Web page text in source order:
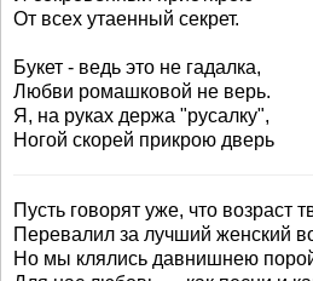
От всех утаенный секрет.
Букет - ведь это не гадалка,
Любви ромашковой не верь.
Я, на руках держа "русалку",
Ногой скорей прикрою дверь
Пусть говорят уже, что возраст
Перевалил за лучший женский
Но мы клялись давнишнею